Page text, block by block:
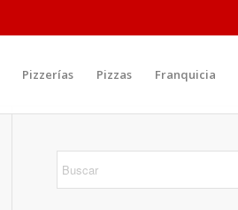
Pizzerías Pizzas Franquicia